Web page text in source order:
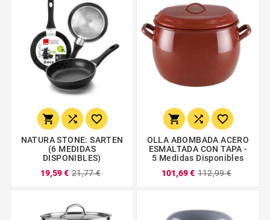
  
NATURA STONE: SARTEN
(6 MEDIDAS
DISPONIBLES)
19,59 € 21,77 €
  
OLLA ABOMBADA ACERO
ESMALTADA CON TAPA -
5 Medidas Disponibles
101,69 € 112,99 €